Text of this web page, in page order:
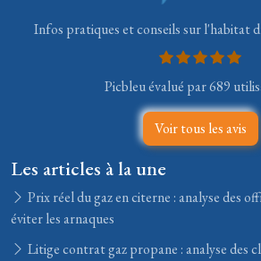
Infos pratiques et conseils sur l'habitat
Picbleu évalué par 689
Voir tous les avis
Les articles à la une
Prix réel du gaz en citerne : analyse des
éviter les arnaques
Litige contrat gaz propane : analyse des